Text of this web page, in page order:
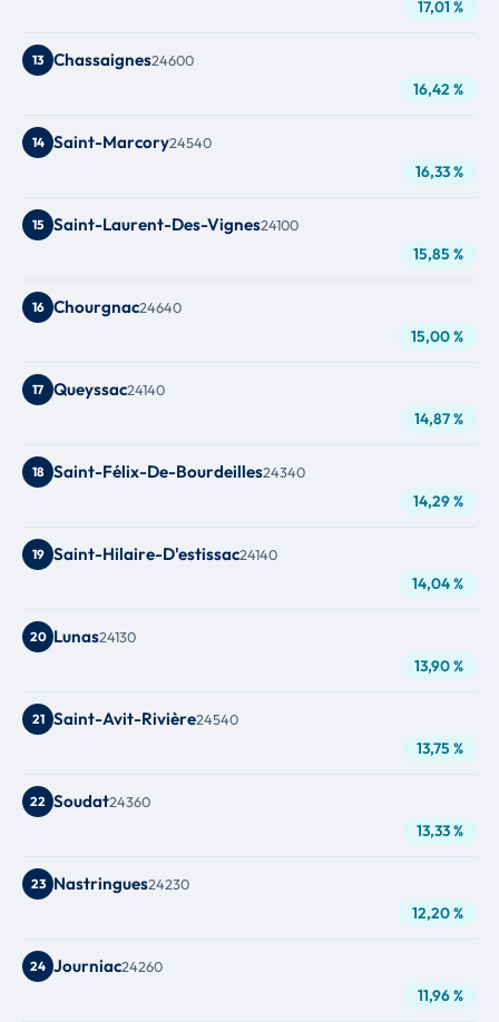
17,01 %
13 Chassaignes24600
16,42 %
14 Saint-Marcory24540
16,33 %
15 Saint-Laurent-Des-Vignes24100
15,85 %
16 Chourgnac24640
15,00 %
17 Queyssac24140
14,87 %
18 Saint-Félix-De-Bourdeilles24340
14,29 %
19 Saint-Hilaire-D'estissac24140
14,04 %
20 Lunas24130
13,90 %
21 Saint-Avit-Rivière24540
13,75 %
22 Soudat24360
13,33 %
23 Nastringues24230
12,20 %
24 Journiac24260
11,96 %